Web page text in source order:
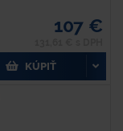
107 €
KÚPIŤ